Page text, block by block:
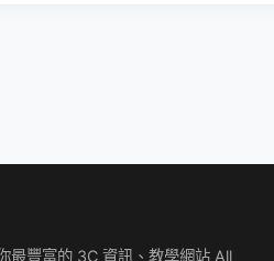
豐富的 3C 資訊、教學網站 All